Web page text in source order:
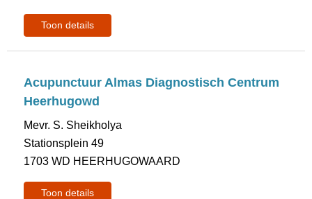
Toon details
Acupunctuur Almas Diagnostisch Centrum
Heerhugowd
Mevr. S. Sheikholya
Stationsplein 49
1703 WD HEERHUGOWAARD
Toon details